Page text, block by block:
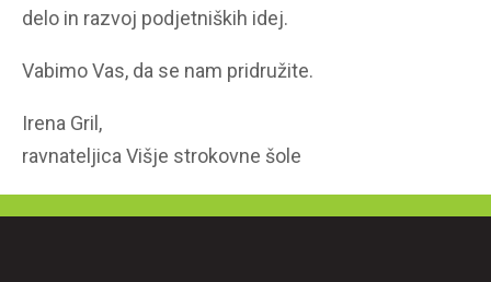
delo in razvoj podjetniških idej.
Vabimo Vas, da se nam pridružite.
Irena Gril,
ravnateljica Višje strokovne šole